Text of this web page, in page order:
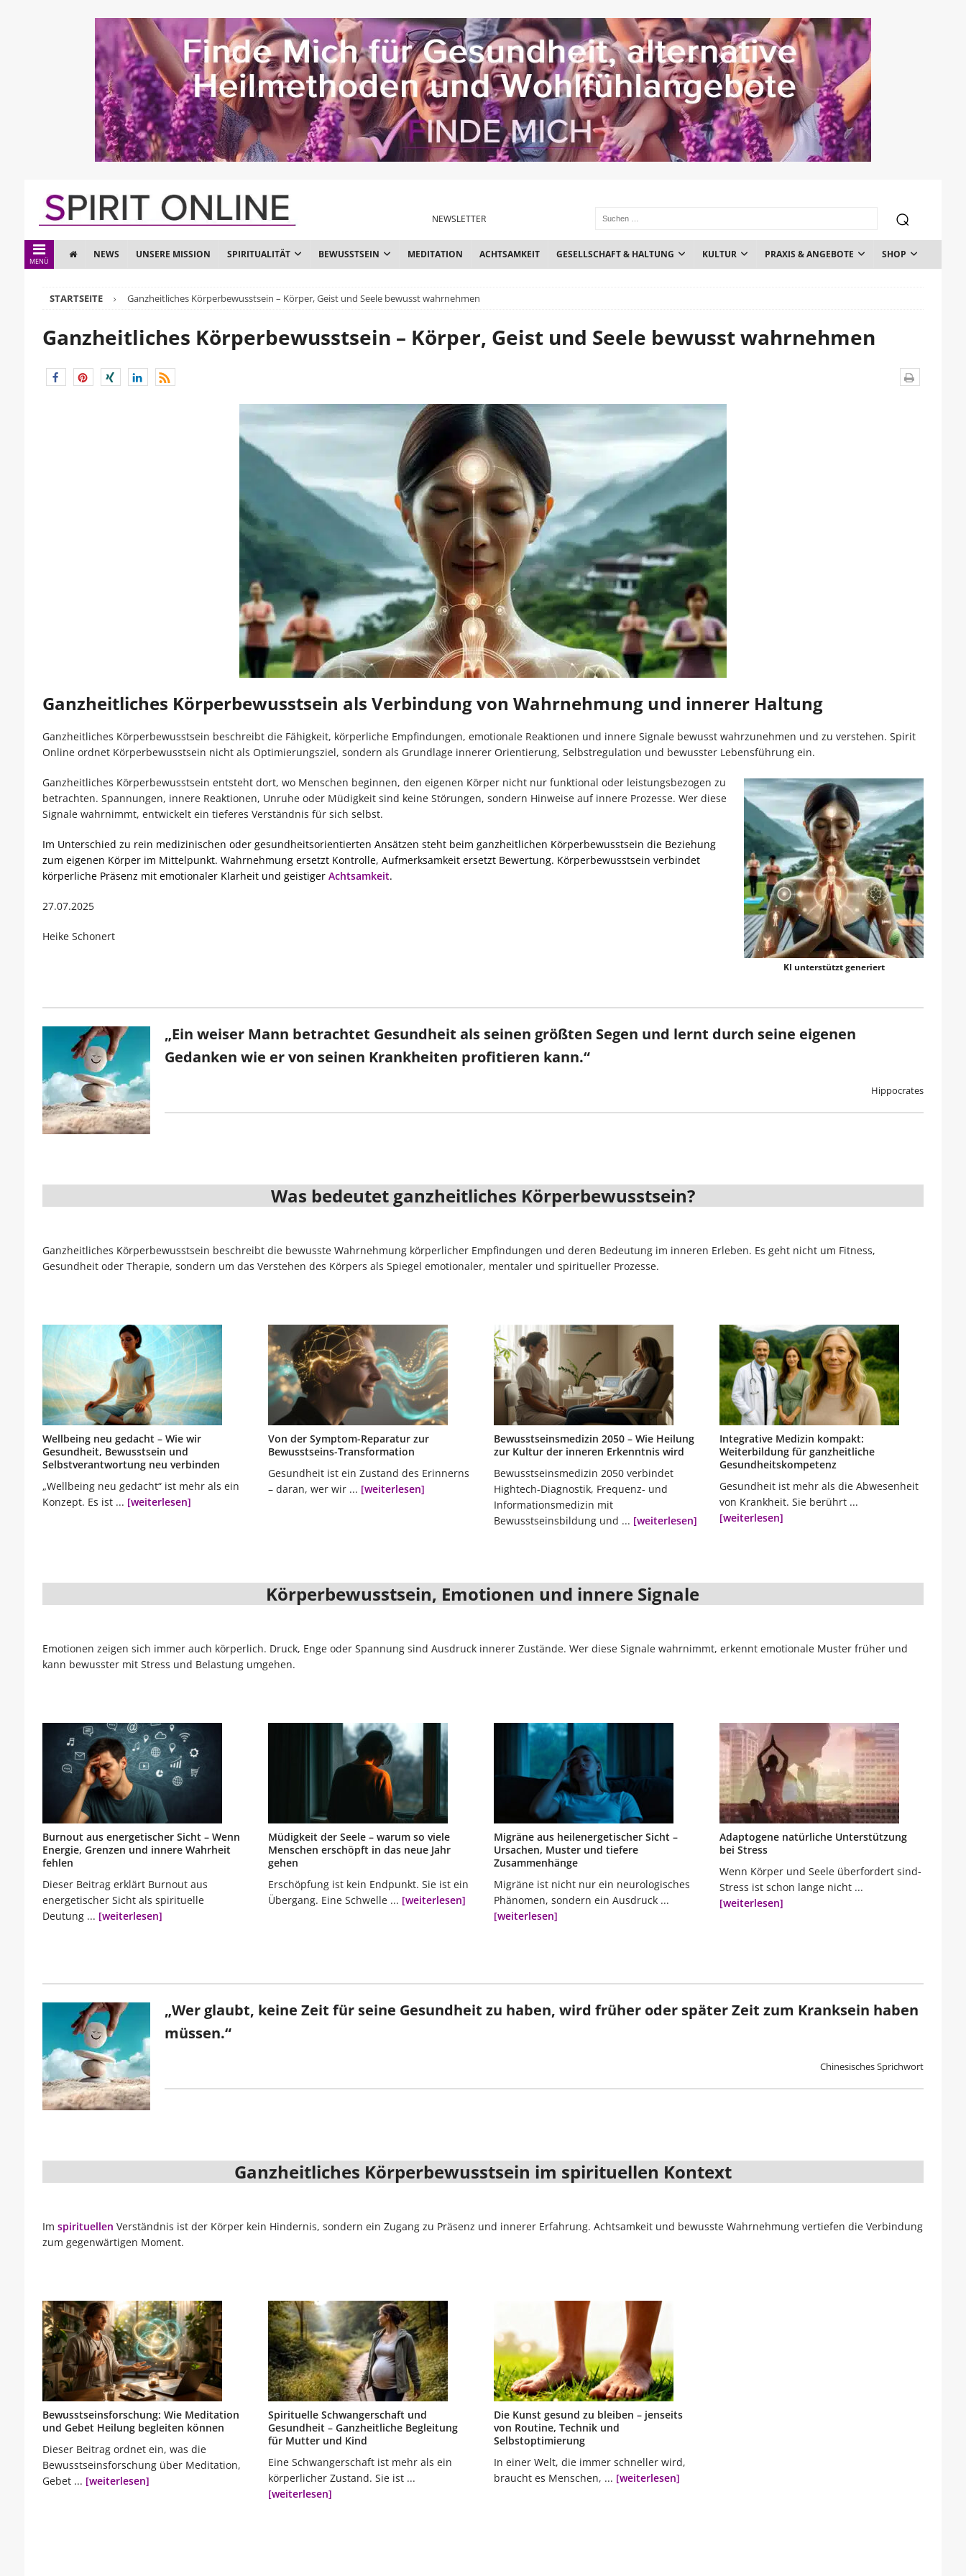
NEWSLETTER
MENÜ
NEWS UNSERE MISSION SPIRITUALITÄT BEWUSSTSEIN MEDITATION ACHTSAMKEIT GESELLSCHAFT & HALTUNG KULTUR PRAXIS & ANGEBOTE SHOP
STARTSEITE Ganzheitliches Körperbewusstsein – Körper, Geist und Seele bewusst wahrnehmen
Ganzheitliches Körperbewusstsein – Körper, Geist und Seele bewusst wahrnehmen
Ganzheitliches Körperbewusstsein als Verbindung von Wahrnehmung und innerer Haltung
Ganzheitliches Körperbewusstsein beschreibt die Fähigkeit, körperliche Empfindungen, emotionale Reaktionen und innere Signale bewusst wahrzunehmen und zu verstehen. Spirit
Online ordnet Körperbewusstsein nicht als Optimierungsziel, sondern als Grundlage innerer Orientierung, Selbstregulation und bewusster Lebensführung ein.
KI unterstützt generiert
Ganzheitliches Körperbewusstsein entsteht dort, wo Menschen beginnen, den eigenen Körper nicht nur funktional oder leistungsbezogen zu
betrachten. Spannungen, innere Reaktionen, Unruhe oder Müdigkeit sind keine Störungen, sondern Hinweise auf innere Prozesse. Wer diese
Signale wahrnimmt, entwickelt ein tieferes Verständnis für sich selbst.
Im Unterschied zu rein medizinischen oder gesundheitsorientierten Ansätzen steht beim ganzheitlichen Körperbewusstsein die Beziehung
zum eigenen Körper im Mittelpunkt. Wahrnehmung ersetzt Kontrolle, Aufmerksamkeit ersetzt Bewertung. Körperbewusstsein verbindet
körperliche Präsenz mit emotionaler Klarheit und geistiger Achtsamkeit.
27.07.2025
Heike Schonert
„Ein weiser Mann betrachtet Gesundheit als seinen größten Segen und lernt durch seine eigenen
Gedanken wie er von seinen Krankheiten profitieren kann.“
Hippocrates
Was bedeutet ganzheitliches Körperbewusstsein?
Ganzheitliches Körperbewusstsein beschreibt die bewusste Wahrnehmung körperlicher Empfindungen und deren Bedeutung im inneren Erleben. Es geht nicht um Fitness,
Gesundheit oder Therapie, sondern um das Verstehen des Körpers als Spiegel emotionaler, mentaler und spiritueller Prozesse.
Wellbeing neu gedacht – Wie wir
Gesundheit, Bewusstsein und
Selbstverantwortung neu verbinden
„Wellbeing neu gedacht“ ist mehr als ein
Konzept. Es ist ... [weiterlesen]
Von der Symptom-Reparatur zur
Bewusstseins-Transformation
Gesundheit ist ein Zustand des Erinnerns
– daran, wer wir ... [weiterlesen]
Bewusstseinsmedizin 2050 – Wie Heilung
zur Kultur der inneren Erkenntnis wird
Bewusstseinsmedizin 2050 verbindet
Hightech-Diagnostik, Frequenz- und
Informationsmedizin mit
Bewusstseinsbildung und ... [weiterlesen]
Integrative Medizin kompakt:
Weiterbildung für ganzheitliche
Gesundheitskompetenz
Gesundheit ist mehr als die Abwesenheit
von Krankheit. Sie berührt ...
[weiterlesen]
Körperbewusstsein, Emotionen und innere Signale
Emotionen zeigen sich immer auch körperlich. Druck, Enge oder Spannung sind Ausdruck innerer Zustände. Wer diese Signale wahrnimmt, erkennt emotionale Muster früher und
kann bewusster mit Stress und Belastung umgehen.
Burnout aus energetischer Sicht – Wenn
Energie, Grenzen und innere Wahrheit
fehlen
Dieser Beitrag erklärt Burnout aus
energetischer Sicht als spirituelle
Deutung ... [weiterlesen]
Müdigkeit der Seele – warum so viele
Menschen erschöpft in das neue Jahr
gehen
Erschöpfung ist kein Endpunkt. Sie ist ein
Übergang. Eine Schwelle ... [weiterlesen]
Migräne aus heilenergetischer Sicht –
Ursachen, Muster und tiefere
Zusammenhänge
Migräne ist nicht nur ein neurologisches
Phänomen, sondern ein Ausdruck ...
[weiterlesen]
Adaptogene natürliche Unterstützung
bei Stress
Wenn Körper und Seele überfordert sind-
Stress ist schon lange nicht ...
[weiterlesen]
„Wer glaubt, keine Zeit für seine Gesundheit zu haben, wird früher oder später Zeit zum Kranksein haben
müssen.“
Chinesisches Sprichwort
Ganzheitliches Körperbewusstsein im spirituellen Kontext
Im spirituellen Verständnis ist der Körper kein Hindernis, sondern ein Zugang zu Präsenz und innerer Erfahrung. Achtsamkeit und bewusste Wahrnehmung vertiefen die Verbindung
zum gegenwärtigen Moment.
Bewusstseinsforschung: Wie Meditation
und Gebet Heilung begleiten können
Dieser Beitrag ordnet ein, was die
Bewusstseinsforschung über Meditation,
Gebet ... [weiterlesen]
Spirituelle Schwangerschaft und
Gesundheit – Ganzheitliche Begleitung
für Mutter und Kind
Eine Schwangerschaft ist mehr als ein
körperlicher Zustand. Sie ist ...
[weiterlesen]
Die Kunst gesund zu bleiben – jenseits
von Routine, Technik und
Selbstoptimierung
In einer Welt, die immer schneller wird,
braucht es Menschen, ... [weiterlesen]